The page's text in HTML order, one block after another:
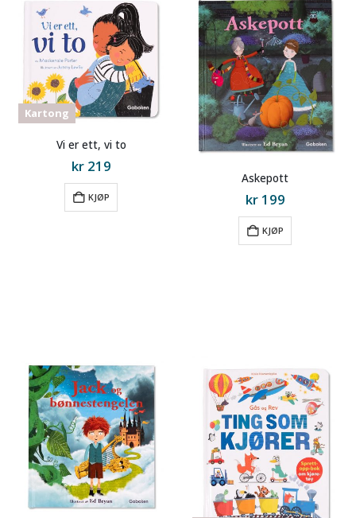
Kartong
Vi er ett, vi to
kr219
KJØP
Askepott
kr199
KJØP